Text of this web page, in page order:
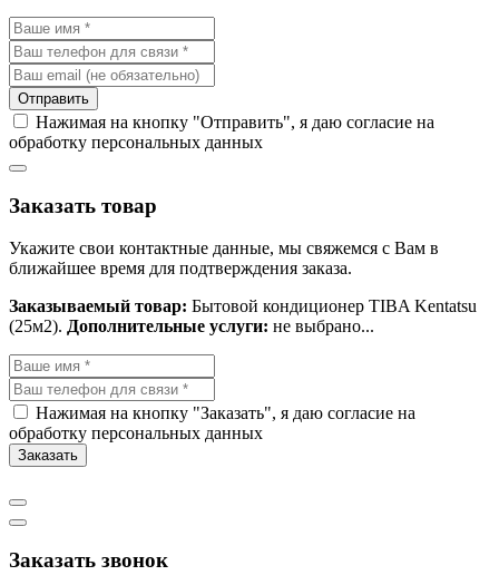
Отправить
Нажимая на кнопку "Отправить", я даю согласие на
обработку персональных данных
Заказать товар
Укажите свои контактные данные, мы свяжемся с Вам в
ближайшее время для подтверждения заказа.
Заказываемый товар: Бытовой кондиционер TIBA Kentatsu
(25м2). Дополнительные услуги: не выбрано...
Нажимая на кнопку "Заказать", я даю согласие на
обработку персональных данных
Заказать
Заказать звонок